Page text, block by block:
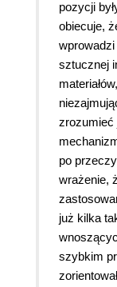
pozycji
obiecuje,
sztucznej
zrozumieć
po
wrażenie,
już kilka
szybkim